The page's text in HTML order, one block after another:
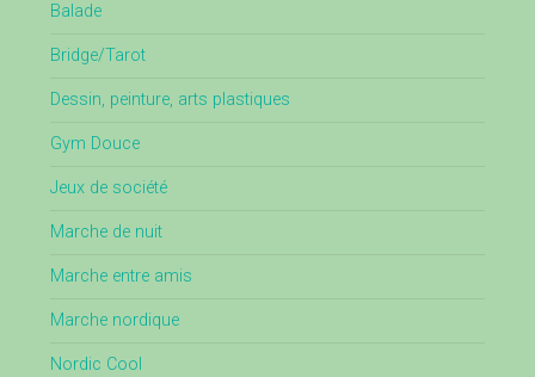
Balade
Bridge/Tarot
Dessin, peinture, arts plastiques
Gym Douce
Jeux de société
Marche de nuit
Marche entre amis
Marche nordique
Nordic Cool